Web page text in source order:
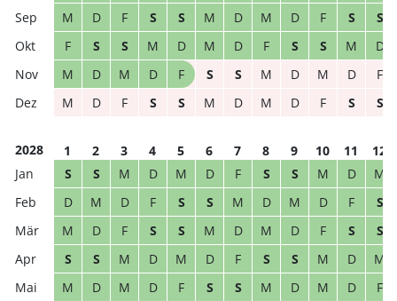
M D F S S M D M D F S
S
F
S S M D M D F S S M
D
M
D M D F S S M D M D
F
M
D F S S M D M D F S S
2028 1 2 3 4 5 6 7 8 9 10 11
12
S
S M D M D F S S M D
M
D
M D F S S M D M D F
S
M
D F S S M D M D F S
S
S
S M D M D F S S M D
M
M
D M D F S S M D M D
F